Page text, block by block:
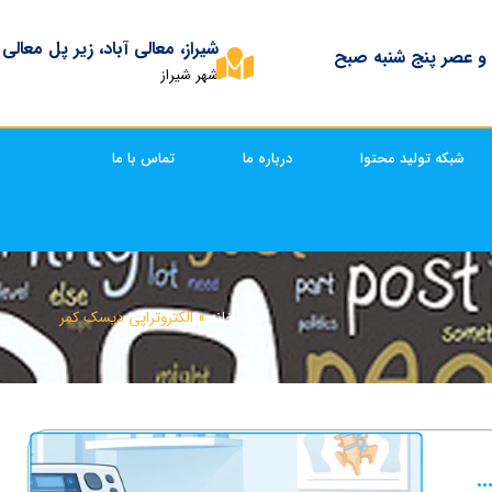
و عصر پنج شنبه صبح شیراز، معالی آباد، زیر پل
شهر شیراز
شبکه تولید محتوا درباره ما تماس با ما
خانه»الکتروتراپی دیسک کمر
الکتروتراپی دیسک کمر؛ از تسکین درد تا درمان قطعی